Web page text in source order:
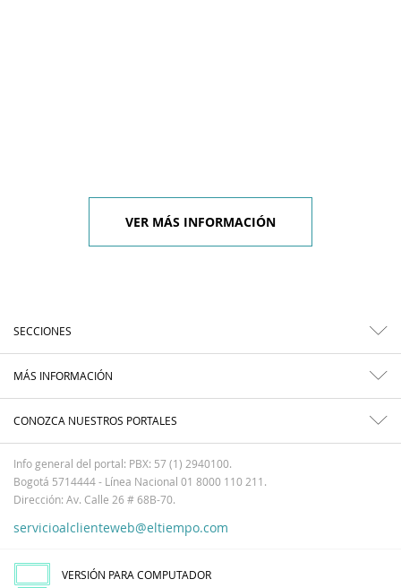
VER MÁS INFORMACIÓN
SECCIONES
MÁS INFORMACIÓN
CONOZCA NUESTROS PORTALES
Info general del portal: PBX: 57 (1) 2940100.
Bogotá 5714444 - Línea Nacional 01 8000 110 211.
Dirección: Av. Calle 26 # 68B-70.
servicioalclienteweb@eltiempo.com
VERSIÓN PARA COMPUTADOR